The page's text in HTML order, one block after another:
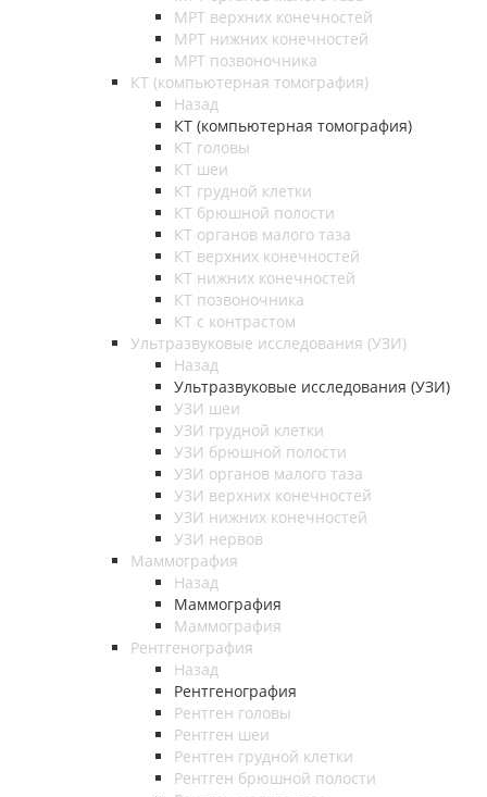
МРТ верхних конечностей
МРТ нижних конечностей
МРТ позвоночника
КТ (компьютерная томография)
Назад
КТ (компьютерная томография)
КТ головы
КТ шеи
КТ грудной клетки
КТ брюшной полости
КТ органов малого таза
КТ верхних конечностей
КТ нижних конечностей
КТ позвоночника
КТ с контрастом
Ультразвуковые исследования (УЗИ)
Назад
Ультразвуковые исследования (УЗИ)
УЗИ шеи
УЗИ грудной клетки
УЗИ брюшной полости
УЗИ органов малого таза
УЗИ верхних конечностей
УЗИ нижних конечностей
УЗИ нервов
Маммография
Назад
Маммография
Маммография
Рентгенография
Назад
Рентгенография
Рентген головы
Рентген шеи
Рентген грудной клетки
Рентген брюшной полости